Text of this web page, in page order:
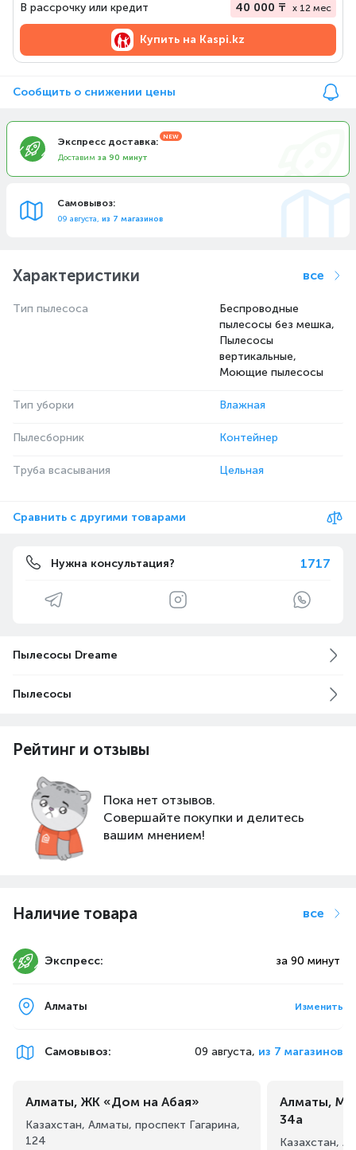
В рассрочку или кредит 40 000 ₸ x 12 мес
Купить на Kaspi.kz
Сообщить о снижении цены
Экспресс доставка:
Доставим за 90 минут
Самовывоз:
09 августа, из 7 магазинов
Характеристики все
Тип пылесоса
Беспроводные
пылесосы без мешка,
Пылесосы
вертикальные,
Моющие пылесосы
Тип уборки Влажная
Пылесборник Контейнер
Труба всасывания Цельная
Сравнить с другими товарами
Нужна консультация? 1717
Пылесосы Dreame
Пылесосы
Рейтинг и отзывы
Пока нет отзывов.
Совершайте покупки и делитесь
вашим мнением!
Наличие товара все
Экспресс: за 90 минут
Алматы Изменить
Самовывоз: 09 августа, из 7 магазинов
Алматы, ЖК «Дом на Абая»
Казахстан, Алматы, проспект Гагарина,
124
Алматы,
34а
Казахстан,